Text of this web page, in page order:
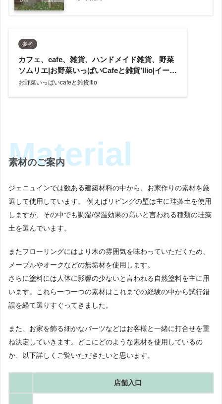
参考
カフェ、cafe、雑貨、ハンドメイド雑貨、野菜
ソムリエ|お野菜いっぱいCafeと雑貨’Ilio|イーリ
オ|神戸市
お野菜いっぱいcafeと雑貨Ilio
素材のご案内
ジェニュインでは数ある建築材料の中から、お家作りの素材を厳
選して使用しています。 例えばリビングの壁は主に珪藻土を使用
しますが、その中でも調湿/保温効果の高いと言われる種類の珪藻
土を選んでいます。
またフローリングにはより木の雰囲気を味わっていただくため、
メープルやオークなどの無垢材を使用します。
さらに塗料には人体に影響の少ないと言われる自然塗料を主に用
います。これら一つ一つの素材はこれまでの経験の中から試行錯
誤を経て選りすぐってきました。
また、お家を飾る細かなパーツなどはお客様と一緒に打合せを重
ね決定していきます。どこにどのような素材を使用しているの
か、以下詳しくご覧いただきたいと思います。
店舗入口